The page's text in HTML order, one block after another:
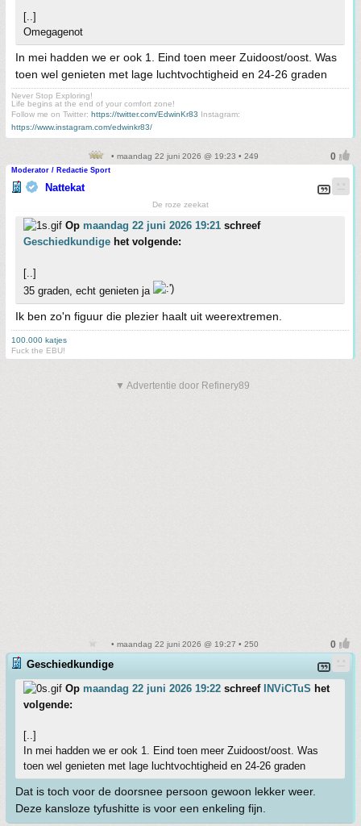
[..]
Omegagenot
In mei hadden we er ook 1. Eind toen meer Zuidoost/oost. Was
toen wel genieten met lage luchtvochtigheid en 24-26 graden
Never Stop Exploring!
Life begins at the end of your comfort zone!
Follow me on Twitter: https://twitter.com/EdwinKr83 Instagram:
https://www.instagram.com/edwinkr83/
• maandag 22 juni 2026 @ 19:23 • 249
Moderator / Redactie Sport
Nattekat
De roze zeekat
Op maandag 22 juni 2026 19:21 schreef
Geschiedkundige het volgende:
[..]
35 graden, echt genieten ja
Ik ben zo'n figuur die plezier haalt uit weerextremen.
100.000 katjes
Fuck the EBU!
▼ Advertentie door Refinery89
• maandag 22 juni 2026 @ 19:27 • 250
Geschiedkundige
Op maandag 22 juni 2026 19:22 schreef INViCTuS het
volgende:
[..]
In mei hadden we er ook 1. Eind toen meer Zuidoost/oost. Was
toen wel genieten met lage luchtvochtigheid en 24-26 graden
Dat is toch voor de doorsnee persoon gewoon lekker weer.
Deze kansloze tyfushitte is voor een enkeling fijn.